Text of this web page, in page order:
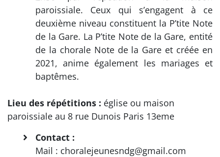
paroissiale. Ceux qui s’engagent à ce
deuxième niveau constituent la P’tite Note
de la Gare. La P’tite Note de la Gare, entité
de la chorale Note de la Gare et créée en
2021, anime également les mariages et
baptêmes.
Lieu des répétitions : église ou maison
paroissiale au 8 rue Dunois Paris 13eme
Contact :
Mail : choralejeunesndg@gmail.com